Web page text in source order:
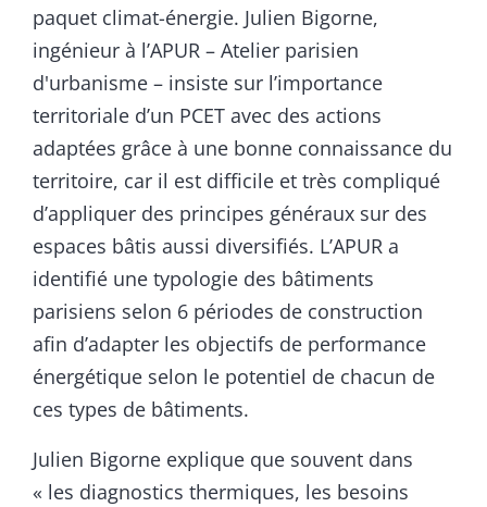
paquet climat-énergie. Julien Bigorne,
ingénieur à l’APUR – Atelier parisien
d'urbanisme – insiste sur l’importance
territoriale d’un PCET avec des actions
adaptées grâce à une bonne connaissance du
territoire, car il est difficile et très compliqué
d’appliquer des principes généraux sur des
espaces bâtis aussi diversifiés. L’APUR a
identifié une typologie des bâtiments
parisiens selon 6 périodes de construction
afin d’adapter les objectifs de performance
énergétique selon le potentiel de chacun de
ces types de bâtiments.
Julien Bigorne explique que souvent dans
« les diagnostics thermiques, les besoins